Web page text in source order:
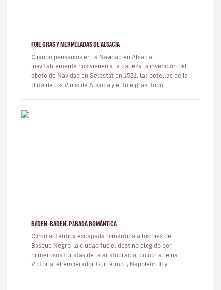
FOIE GRAS Y MERMELADAS DE ALSACIA
Cuando pensamos en la Navidad en Alsacia,
inevitablemente nos vienen a la cabeza la invención del
abeto de Navidad en Sélestat en 1521, las botellas de la
Ruta de los Vinos de Alsacia y el foie gras. Todo
BADEN-BADEN, PARADA ROMÁNTICA
Como auténtica escapada romántica a los pies del
Bosque Negro, la ciudad fue el destino elegido por
numerosos turistas de la aristocracia, como la reina
Victoria, el emperador Guillermo I, Napoleón III y